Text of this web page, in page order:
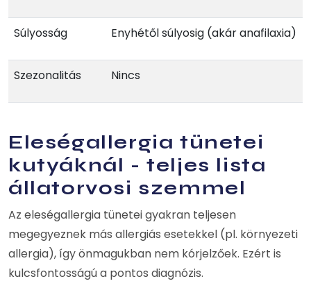
Súlyosság Enyhétől súlyosig (akár anafilaxia)
Szezonalitás Nincs
Eleségallergia tünetei
kutyáknál - teljes lista
állatorvosi szemmel
Az eleségallergia tünetei gyakran teljesen
megegyeznek más allergiás esetekkel (pl. környezeti
allergia), így önmagukban nem kórjelzőek. Ezért is
kulcsfontosságú a pontos diagnózis.